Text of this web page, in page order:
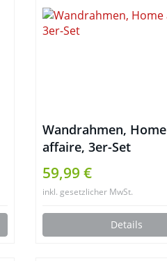
Wandrahmen, Home
affaire, 3er-Set
59,99 €
inkl. gesetzlicher MwSt.
Details